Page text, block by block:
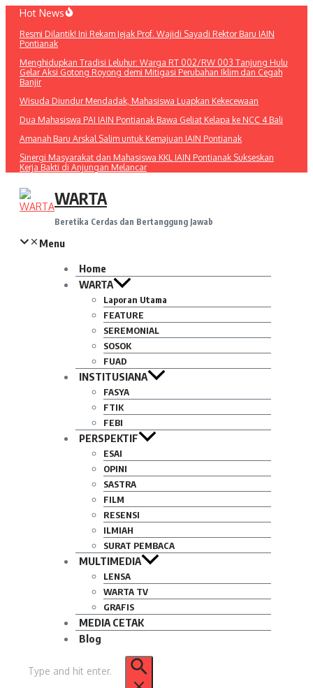
Lewati
konten
Hot News
Resmi Dilantik! Ini Rekam Jejak Prof. Wajidi Sayadi Rektor Baru IAIN
Pontianak
Menghidupkan Tradisi Leluhur: Warga RT 002/RW 003 Tanjung Hulu
Gelar Aksi Gotong Royong demi Mitigasi Perubahan Iklim dan Cegah
Banjir
Wisuda Diundur Mendadak, Mahasiswa Luapkan Kekecewaan
Dua Mahasiswa PAI IAIN Pontianak Bawa Geliat Kelapa ke NCC 4 Bali
Amanah Baru Arskal Salim untuk Kemajuan IAIN Pontianak
Sinergi Masyarakat dan Mahasiswa KKL IAIN Pontianak Sukseskan
Kerja Bakti di Anjungan Melancar
WARTA
Beretika Cerdas dan Bertanggung Jawab
Menu
Home
WARTA
Laporan Utama
FEATURE
SEREMONIAL
SOSOK
FUAD
INSTITUSIANA
FASYA
FTIK
FEBI
PERSPEKTIF
ESAI
OPINI
SASTRA
FILM
RESENSI
ILMIAH
SURAT PEMBACA
MULTIMEDIA
LENSA
WARTA TV
GRAFIS
MEDIA CETAK
Blog
untuk: